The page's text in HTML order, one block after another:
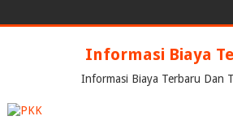
Informasi Biaya
Informasi Biaya Terbaru Dan